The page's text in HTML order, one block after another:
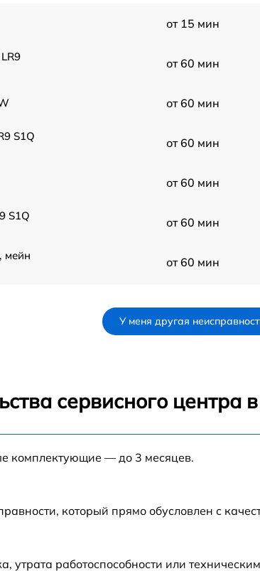
от 15 мин
от 60 мин
от 60 мин
S1Q
от 60 мин
от 60 мин
S1Q
от 60 мин
мейн
от 60 мин
FW от 60 мин
LR9
У меня другая
сервисного центра
комплектующие — до 3 месяцев.
который прямо обусловлен с
работоспособности или